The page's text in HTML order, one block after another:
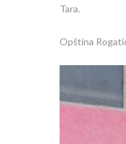
Tara.
Opština